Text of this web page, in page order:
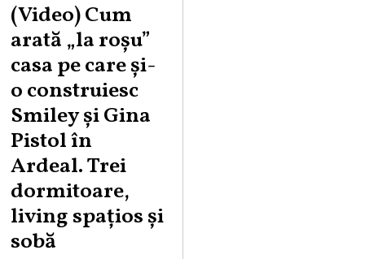
(Video) Cum
arată „la roşu”
casa pe care şi-
o construiesc
Smiley şi Gina
Pistol în
Ardeal. Trei
dormitoare,
living spațios și
sobă